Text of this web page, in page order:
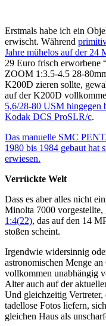
Erstmals habe ich ein
erwischt. Während
Jahre mühelos auf der 24
29 Euro frisch
ZOOM 1:3.5-4.5 28-
K200D zieren sollte,
auf der K200D
5,6/28-80 USM hingegen
Kodak DCS ProSLR/c.
Das manuelle SMC
1980 bis 1984 gebaut
erwiesen.
Verrückte Welt
Dass es aber alles nicht
Minolta 7000 vorgestellte,
1:4(22), das auf den 14
stoßen scheint.
Irgendwie widersinnig
astronomischen Menge
vollkommen unabhängig
Alter auch auf der
Und gleichzeitig
tadellose Fotos liefern,
gleichen Haus als